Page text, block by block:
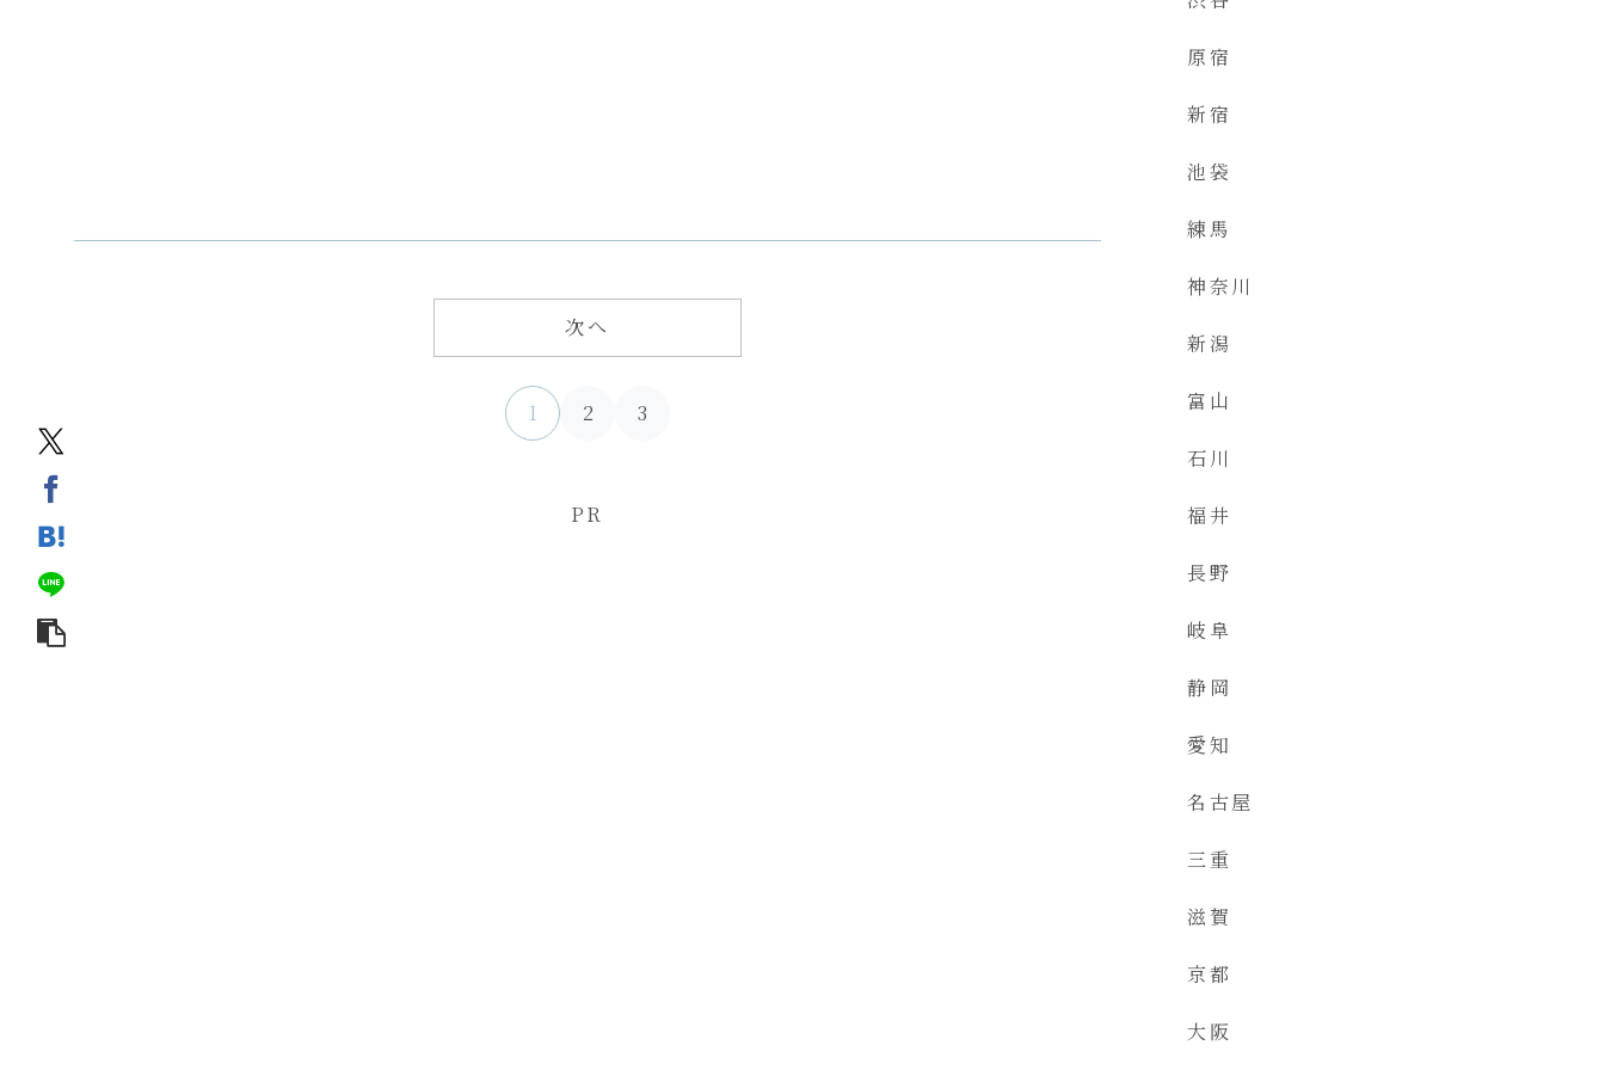
次へ
1 2 3
PR
原宿
新宿
池袋
練馬
神奈川
新潟
富山
石川
福井
長野
岐阜
静岡
愛知
名古屋
三重
滋賀
京都
大阪